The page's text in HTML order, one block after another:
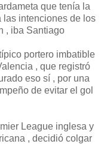
que tenía la
las intenciones de los
, iba Santiago
portero imbatible
, que registró
eso sí , por una
de evitar el gol
League inglesa y
, decidió colgar